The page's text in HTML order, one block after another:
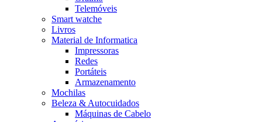
Telemóveis
Smart watche
Livros
Material de Informatica
Impressoras
Redes
Portáteis
Armazenamento
Mochilas
Beleza & Autocuidados
Máquinas de Cabelo